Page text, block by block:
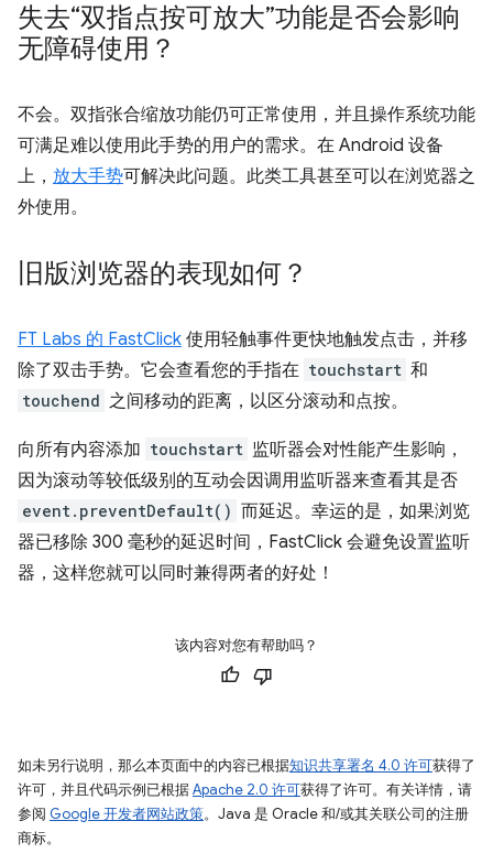
失去“双指点按可放大”功能是否会影响
无障碍使用？
不会。双指张合缩放功能仍可正常使用，并且操作系统功能
可满足难以使用此手势的用户的需求。在 Android 设备
上， 放大手势可解决此问题。此类工具甚至可以在浏览器之
外使用。
旧版浏览器的表现如何？
FT Labs 的 FastClick 使用轻触事件更快地触发点击，并移
除了双击手势。它会查看您的手指在 touchstart 和
touchend 之间移动的距离，以区分滚动和点按。
向所有内容添加 touchstart 监听器会对性能产生影响，
因为滚动等较低级别的互动会因调用监听器来查看其是否
event.preventDefault() 而延迟。幸运的是，如果浏览
器已移除 300 毫秒的延迟时间，FastClick 会避免设置监听
器，这样您就可以同时兼得两者的好处！
该内容对您有帮助吗？
如未另行说明，那么本页面中的内容已根据知识共享署名 4.0 许可获得了
许可，并且代码示例已根据Apache 2.0 许可获得了许可。有关详情，请
参阅 Google 开发者网站政策。Java 是 Oracle 和/或其关联公司的注册
商标。